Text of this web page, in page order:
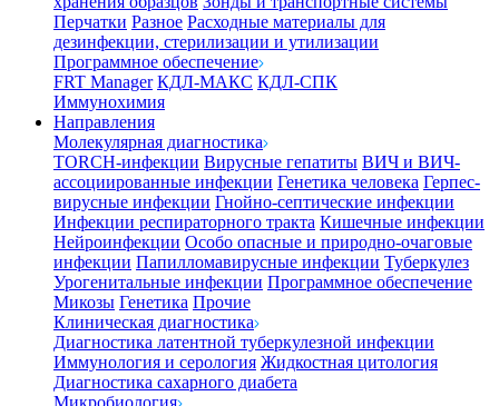
Перчатки Разное Расходные материалы для
дезинфекции, стерилизации и утилизации
Программное обеспечение
FRT Manager КДЛ-МАКС КДЛ-СПК
Иммунохимия
Направления
Молекулярная диагностика
TORCH-инфекции Вирусные гепатиты ВИЧ и ВИЧ-
ассоциированные инфекции Генетика человека Герпес-
вирусные инфекции Гнойно-септические инфекции
Инфекции респираторного тракта Кишечные инфекции
Нейроинфекции Особо опасные и природно-очаговые
инфекции Папилломавирусные инфекции Туберкулез
Урогенитальные инфекции Программное обеспечение
Микозы Генетика Прочие
Клиническая диагностика
Диагностика латентной туберкулезной инфекции
Иммунология и серология Жидкостная цитология
Диагностика сахарного диабета
Микробиология